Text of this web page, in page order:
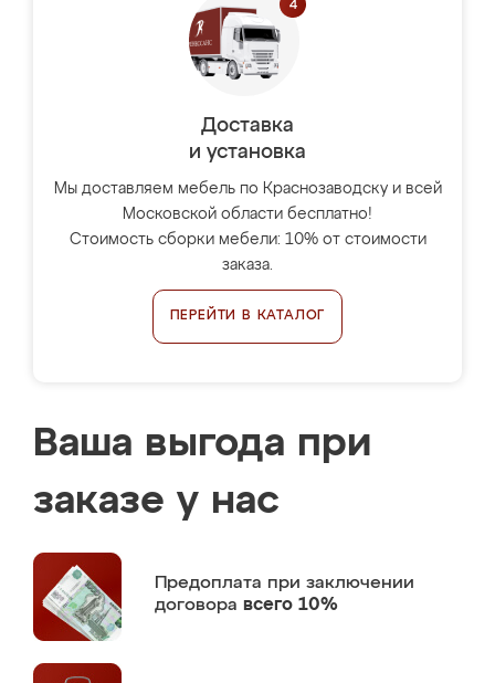
Доставка
и установка
Мы доставляем мебель по Краснозаводску и всей
Московской области бесплатно!
Стоимость сборки мебели: 10% от стоимости
заказа.
ПЕРЕЙТИ В КАТАЛОГ
Ваша выгода при
заказе у нас
Предоплата при заключении
договора всего 10%